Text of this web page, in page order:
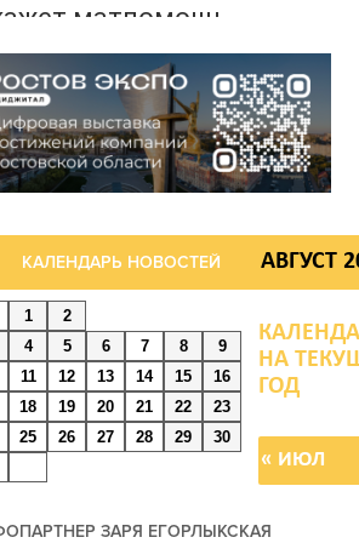
матпомощь
у которых
дети из-за атаки
на Кубани
2026 16:57
приглашают
в конкурсе
школьный
библиотекарь
2026 15:51
спасатели
КАЛЕНДАРЬ НОВОСТЕЙ АВГУСТ
1
2
4 5 6 7 8
9
11 12 13 14 15
16
18 19 20 21 22
23
25 26 27 28 29
30
« ИЮЛ
ЗАРЯ ЕГОРЛЫКСКАЯ